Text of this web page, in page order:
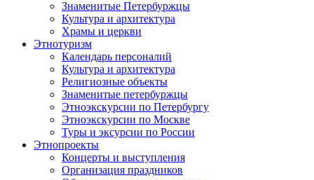
Знаменитые Петербуржцы
Культура и архитектура
Храмы и церкви
Этнотуризм
Календарь персоналий
Культура и архитектура
Религиозные объекты
Знаменитые петербуржцы
Этноэкскурсии по Петербургу
Этноэкскурсии по Москве
Туры и эксурсии по России
Этнопроекты
Концерты и выступления
Организация праздников